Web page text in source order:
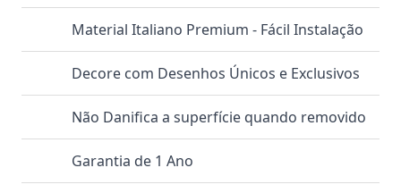
Material Italiano Premium - Fácil Instalação
Decore com Desenhos Únicos e Exclusivos
Não Danifica a superfície quando removido
Garantia de 1 Ano